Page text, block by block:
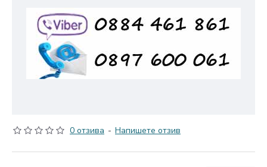
0 отзива - Напишете отзив